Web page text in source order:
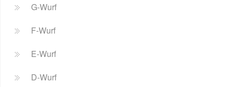
G-Wurf
F-Wurf
E-Wurf
D-Wurf